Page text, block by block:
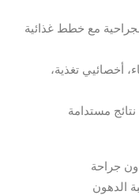
مع خطط غذائية
أخصائيي تغذية،
نتائج مستدامة
الدهون